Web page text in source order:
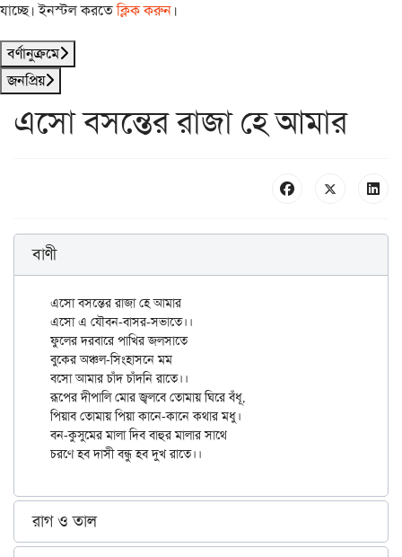
যাচ্ছে। ইনস্টল করতেক্লিক করুন।
বর্ণানুক্রমে
জনপ্রিয়
এসো বসন্তের রাজা হে আমার
বাণী
এসো বসন্তের রাজা হে আমার
এসো এ যৌবন-বাসর-সভাতে।।
ফুলের দরবারে পাখির জলসাতে
বুকের অঞ্চল-সিংহাসনে মম
বসো আমার চাঁদ চাঁদনি রাতে।।
রূপের দীপালি মোর জ্বলবে তোমায় ঘিরে বঁধূ,
পিয়াব তোমায় পিয়া কানে-কানে কথার মধু।
বন-কুসুমের মালা দিব বাহুর মালার সাথে
রাগ ও তাল